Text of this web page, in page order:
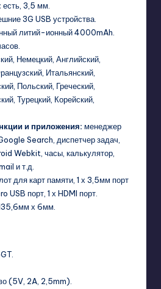
есть, 3,5 мм.
3G USB устройства.
литий-ионный 4000mAh.
Немецкий, Английский,
Итальянский,
Польский, Греческий,
Турецкий, Корейский,
и приложения: менеджер
Search, диспетчер задач,
Webkit, часы, калькулятор,
и т.д.
для карт памяти, 1 х 3,5мм порт
USB порт, 1 х HDMI порт.
х 6мм.
(5V, 2A, 2,5mm).